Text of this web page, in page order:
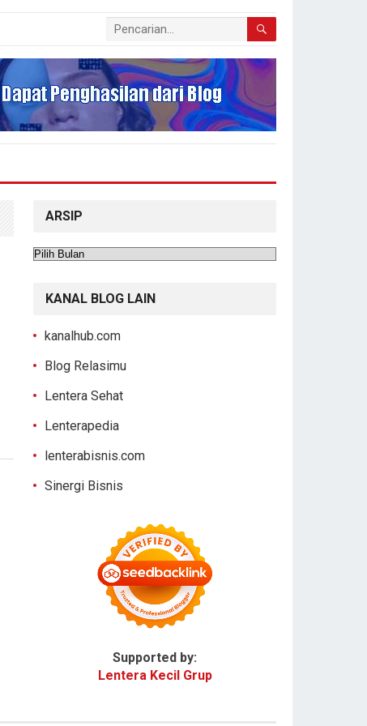
ARSIP
Arsip
KANAL BLOG LAIN
kanalhub.com
Blog Relasimu
Lentera Sehat
Lenterapedia
lenterabisnis.com
Sinergi Bisnis
Supported by:
Lentera Kecil Grup